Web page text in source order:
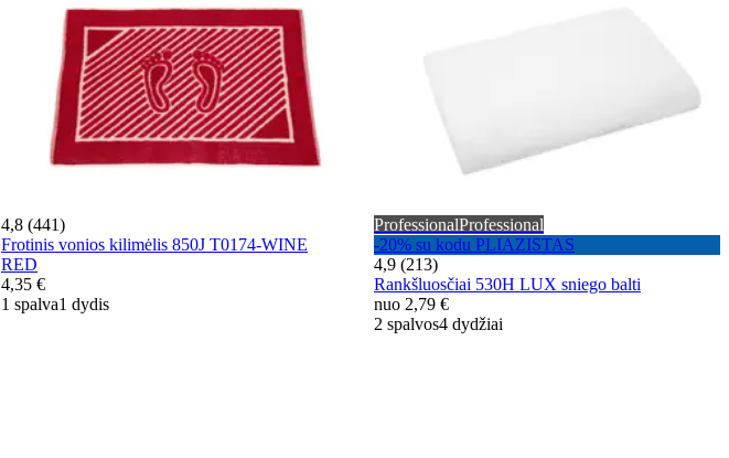
4,8 (441)
Frotinis vonios kilimėlis 850J T0174-WINE
RED
4,35 €
1 spalva1 dydis
ProfessionalProfessional
-20% su kodu PLIAZISTAS
4,9 (213)
Rankšluosčiai 530H LUX sniego balti
nuo 2,79 €
2 spalvos4 dydžiai